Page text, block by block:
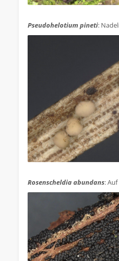
Pseudohelotium pineti:
Rosenscheldia abundans: